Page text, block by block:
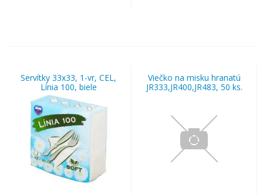
Servítky 33x33, 1-vr, CEL,
Línia 100, biele
Viečko na misku hranatú
JR333,JR400,JR483, 50 ks.